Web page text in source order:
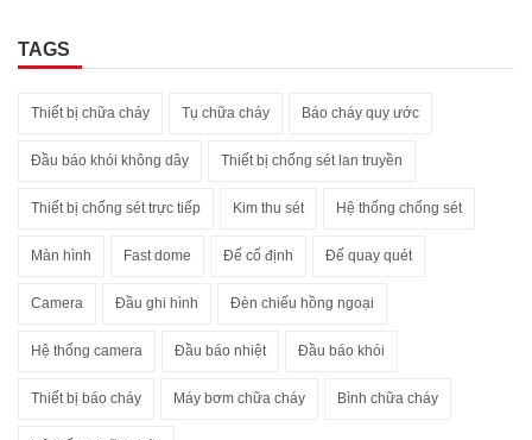
TAGS
Thiết bị chữa cháy Tụ chữa cháy Báo cháy quy ước
Đầu báo khói không dây Thiết bị chống sét lan truyền
Thiết bị chống sét trực tiếp Kim thu sét Hệ thống chống sét
Màn hình Fast dome Đế cố định Đế quay quét
Camera Đầu ghi hình Đèn chiếu hồng ngoại
Hệ thống camera Đầu báo nhiệt Đầu báo khói
Thiết bị báo cháy Máy bơm chữa cháy Bình chữa cháy